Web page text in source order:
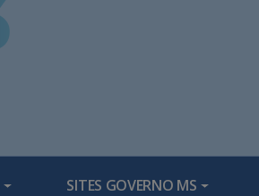
SITES GOVERNO MS